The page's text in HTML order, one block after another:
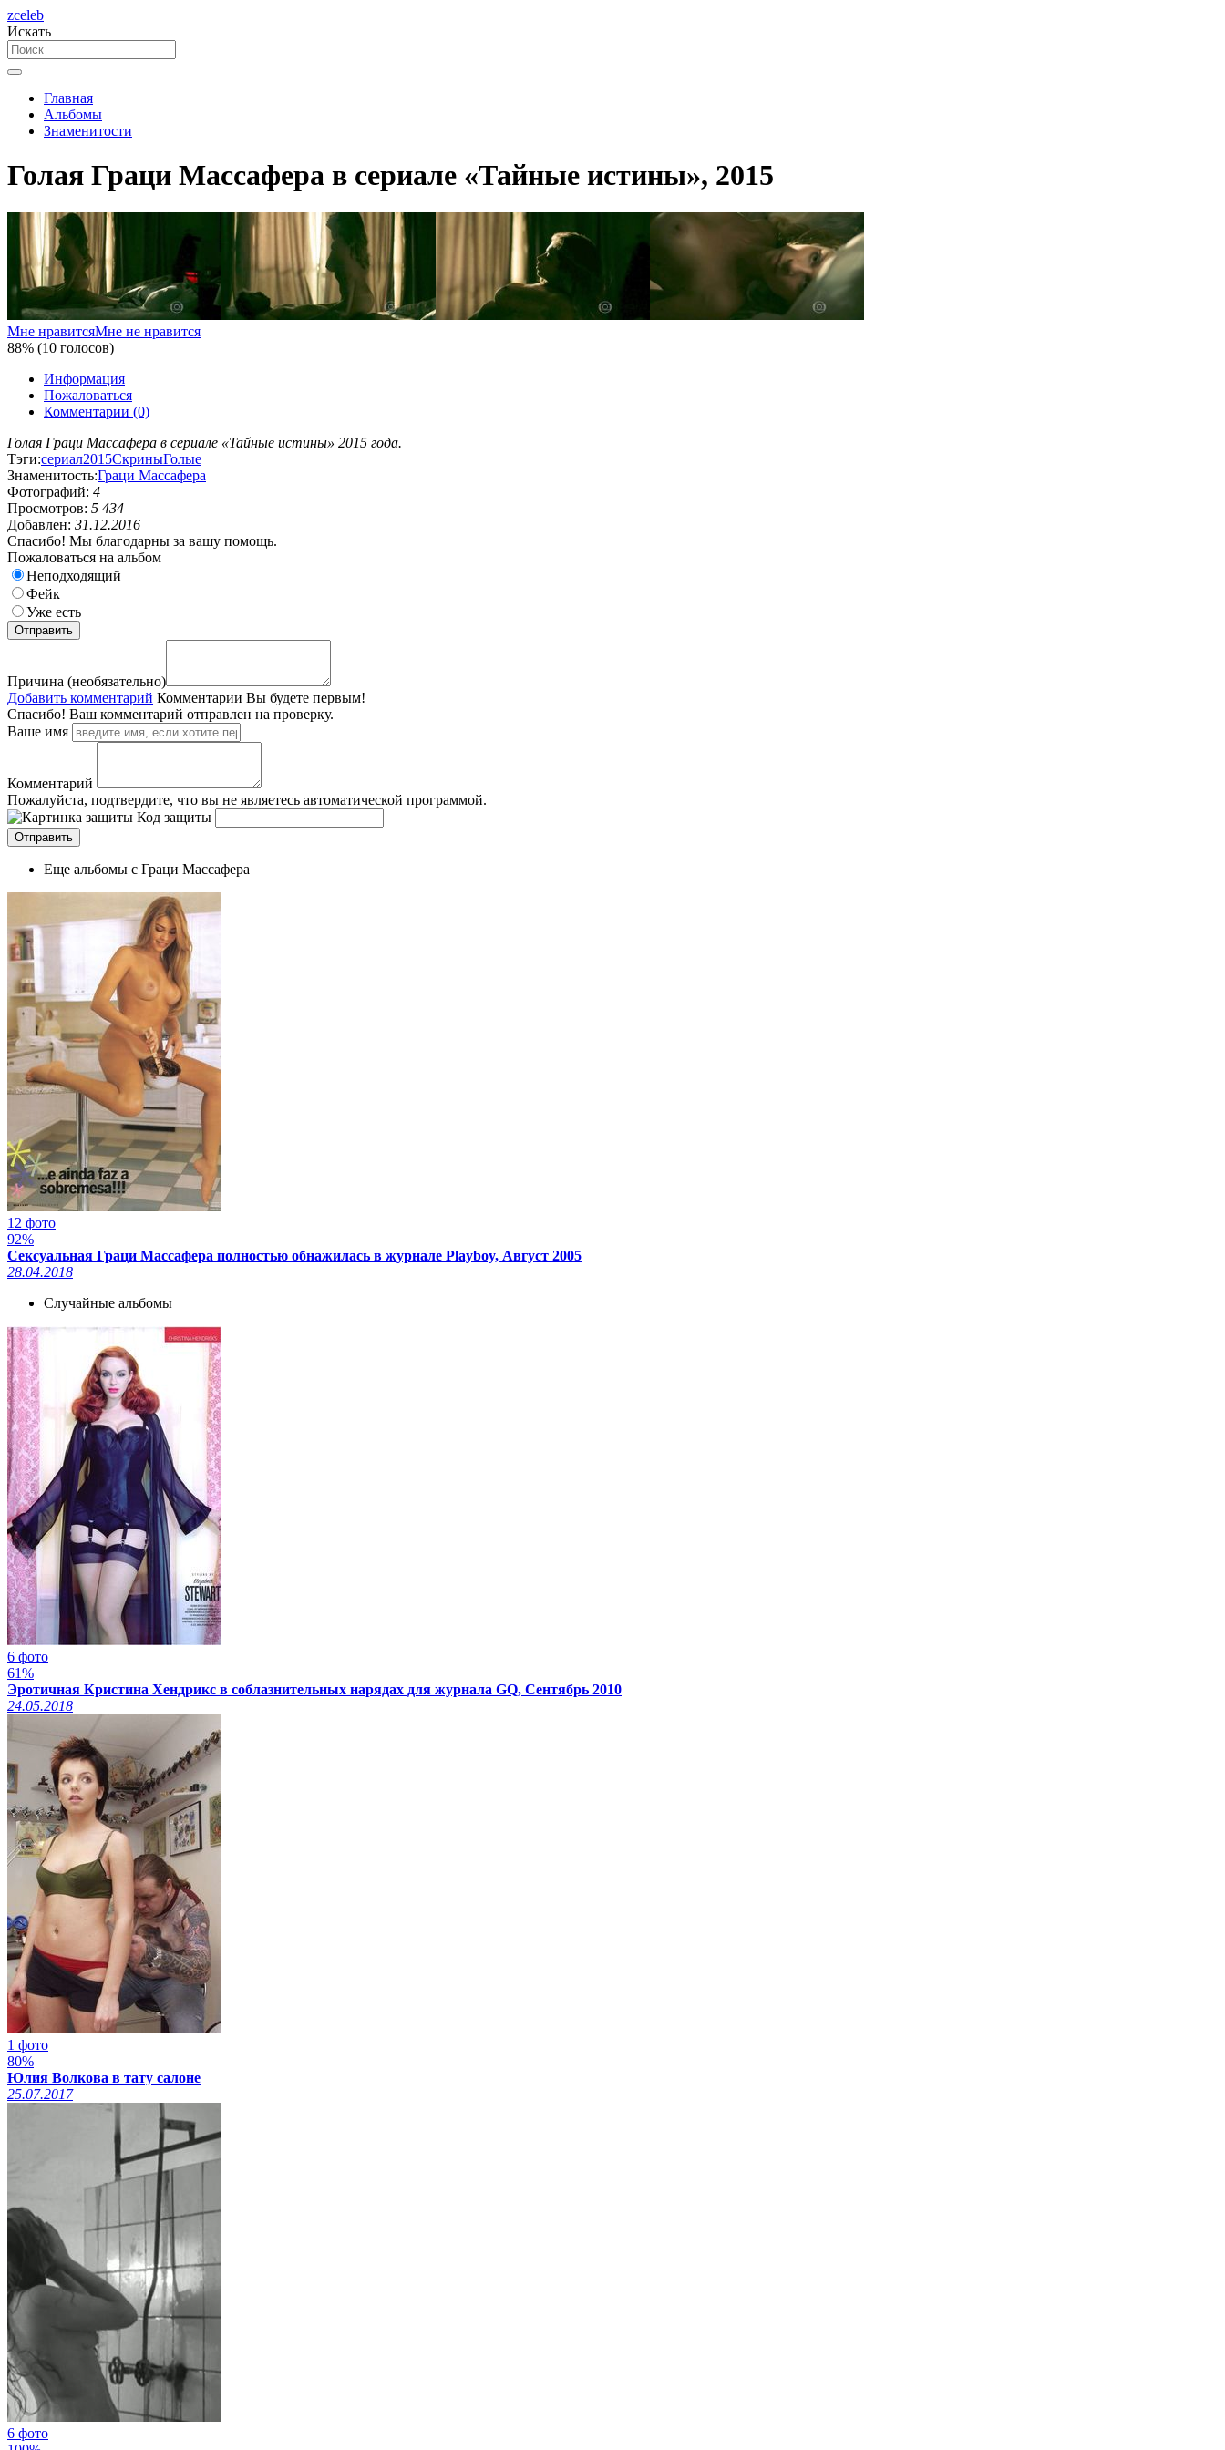
zceleb
Искать
Главная
Альбомы
Знаменитости
Голая Граци Массафера в сериале «Тайные истины», 2015
Мне нравитсяМне не нравится
88% (10 голосов)
Информация
Пожаловаться
Комментарии (0)
Голая Граци Массафера в сериале «Тайные истины» 2015 года.
Тэги:сериал2015СкриныГолые
Знаменитость:Граци Массафера
Фотографий: 4
Просмотров: 5 434
Добавлен: 31.12.2016
Спасибо! Мы благодарны за вашу помощь.
Пожаловаться на альбом
Неподходящий
Фейк
Уже есть
Причина (необязательно)
Добавить комментарий Комментарии Вы будете первым!
Спасибо! Ваш комментарий отправлен на проверку.
Ваше имя
Комментарий
Пожалуйста, подтвердите, что вы не являетесь автоматической программой.
Код защиты
Еще альбомы с Граци Массафера
12 фото
92%
Сексуальная Граци Массафера полностью обнажилась в журнале Playboy, Август 2005
28.04.2018
Случайные альбомы
6 фото
61%
Эротичная Кристина Хендрикс в соблазнительных нарядах для журнала GQ, Сентябрь 2010
24.05.2018
1 фото
80%
Юлия Волкова в тату салоне
25.07.2017
6 фото